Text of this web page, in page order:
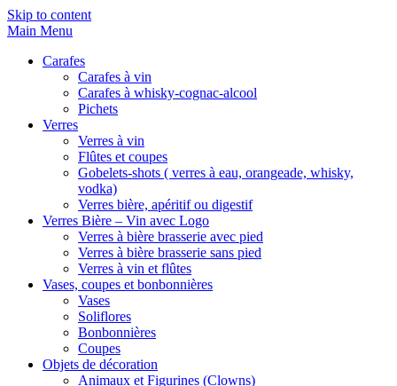
Skip to content
Main Menu
Carafes
Carafes à vin
Carafes à whisky-cognac-alcool
Pichets
Verres
Verres à vin
Flûtes et coupes
Gobelets-shots ( verres à eau, orangeade, whisky,
vodka)
Verres bière, apéritif ou digestif
Verres Bière – Vin avec Logo
Verres à bière brasserie avec pied
Verres à bière brasserie sans pied
Verres à vin et flûtes
Vases, coupes et bonbonnières
Vases
Soliflores
Bonbonnières
Coupes
Objets de décoration
Animaux et Figurines (Clowns)